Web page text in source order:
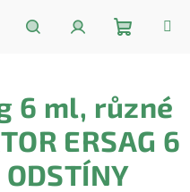
košík
6 ml, různé
ERSAG 6